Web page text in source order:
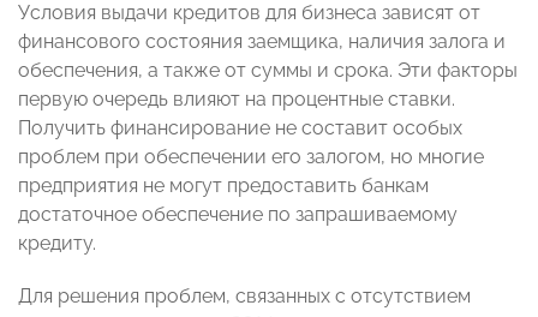
Условия выдачи кредитов для бизнеса зависят от
финансового состояния заемщика, наличия залога и
обеспечения, а также от суммы и срока. Эти факторы
первую очередь влияют на процентные ставки.
Получить финансирование не составит особых
проблем при обеспечении его залогом, но многие
предприятия не могут предоставить банкам
достаточное обеспечение по запрашиваемому
кредиту.
Для решения проблем, связанных с отсутствием